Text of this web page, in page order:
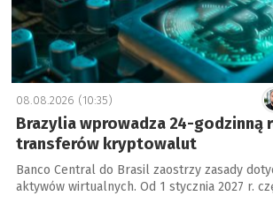
08.08.2026 (10:35)
Brazylia wprowadza 24-godzinną
transferów kryptowalut
Banco Central do Brasil zaostrzy zasady
aktywów wirtualnych. Od 1 stycznia 2027 r.